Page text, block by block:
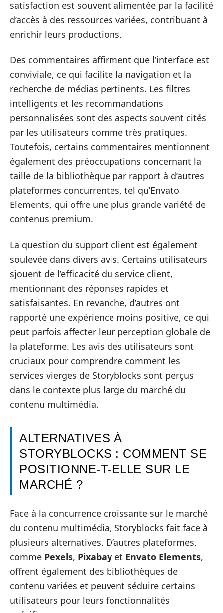
satisfaction est souvent alimentée par la facilité
d’accès à des ressources variées, contribuant à
enrichir leurs productions.
Des commentaires affirment que l’interface est
conviviale, ce qui facilite la navigation et la
recherche de médias pertinents. Les filtres
intelligents et les recommandations
personnalisées sont des aspects souvent cités
par les utilisateurs comme très pratiques.
Toutefois, certains commentaires mentionnent
également des préoccupations concernant la
taille de la bibliothèque par rapport à d’autres
plateformes concurrentes, tel qu’Envato
Elements, qui offre une plus grande variété de
contenus premium.
La question du support client est également
soulevée dans divers avis. Certains utilisateurs
sjouent de l’efficacité du service client,
mentionnant des réponses rapides et
satisfaisantes. En revanche, d’autres ont
rapporté une expérience moins positive, ce qui
peut parfois affecter leur perception globale de
la plateforme. Les avis des utilisateurs sont
cruciaux pour comprendre comment les
services vierges de Storyblocks sont perçus
dans le contexte plus large du marché du
contenu multimédia.
ALTERNATIVES À
STORYBLOCKS : COMMENT SE
POSITIONNE-T-ELLE SUR LE
MARCHÉ ?
Face à la concurrence croissante sur le marché
du contenu multimédia, Storyblocks fait face à
plusieurs alternatives. D’autres plateformes,
comme Pexels, Pixabay et Envato Elements,
offrent également des bibliothèques de
contenu variées et peuvent séduire certains
utilisateurs pour leurs fonctionnalités